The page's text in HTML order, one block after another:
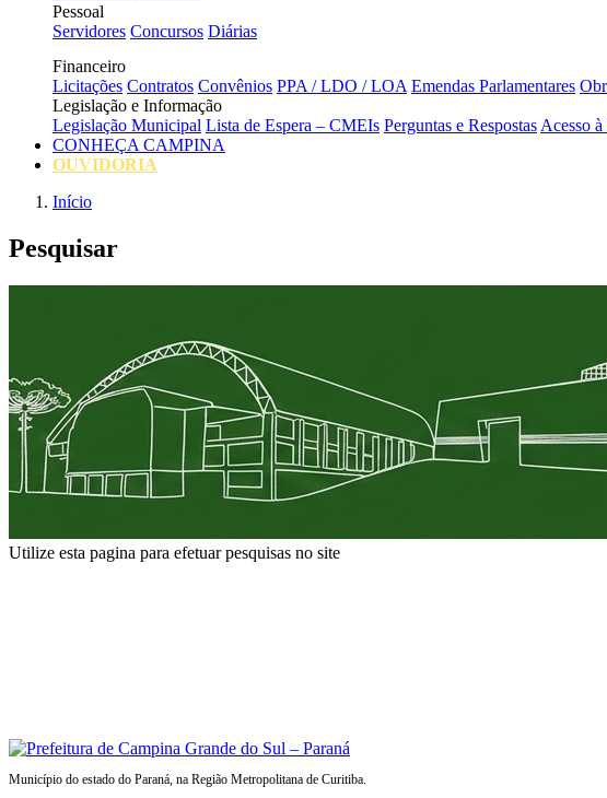
Pessoal
Servidores Concursos Diárias
Financeiro
Licitações Contratos Convênios PPA / LDO / LOA Emendas Parlamentares
Legislação e Informação
Legislação Municipal Lista de Espera – CMEIs Perguntas e Respostas Acesso
CONHEÇA CAMPINA
OUVIDORIA
Início
Pesquisar
Utilize esta pagina para efetuar pesquisas no site
Município do estado do Paraná, na Região Metropolitana de Curitiba.